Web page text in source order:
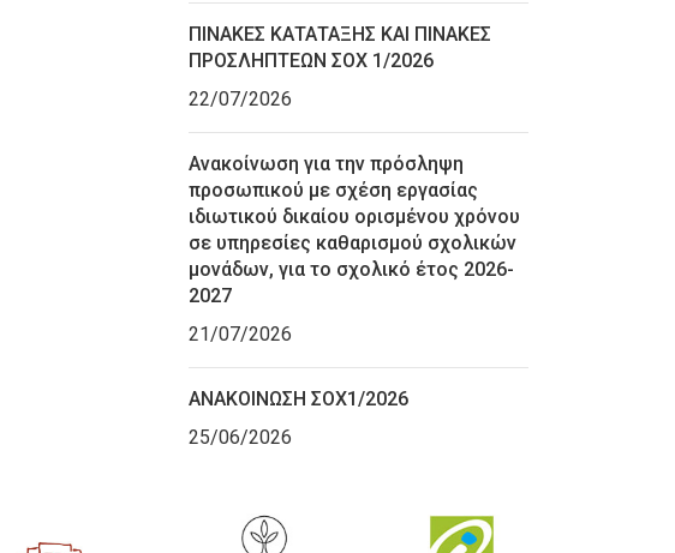
ΠΙΝΑΚΕΣ ΚΑΤΑΤΑΞΗΣ ΚΑΙ ΠΙΝΑΚΕΣ
ΠΡΟΣΛΗΠΤΕΩΝ ΣΟΧ 1/2026
22/07/2026
Ανακοίνωση για την πρόσληψη
προσωπικού με σχέση εργασίας
ιδιωτικού δικαίου ορισμένου χρόνου
σε υπηρεσίες καθαρισμού σχολικών
μονάδων, για το σχολικό έτος 2026-
2027
21/07/2026
ΑΝΑΚΟΙΝΩΣΗ ΣΟΧ1/2026
25/06/2026